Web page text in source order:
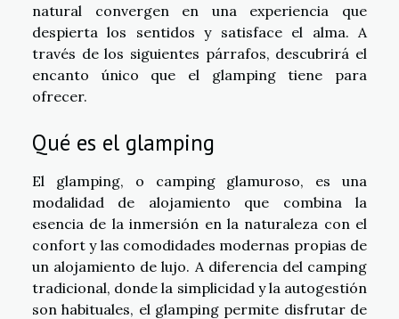
natural convergen en una experiencia que
despierta los sentidos y satisface el alma. A
través de los siguientes párrafos, descubrirá el
encanto único que el glamping tiene para
ofrecer.
Qué es el glamping
El glamping, o camping glamuroso, es una
modalidad de alojamiento que combina la
esencia de la inmersión en la naturaleza con el
confort y las comodidades modernas propias de
un alojamiento de lujo. A diferencia del camping
tradicional, donde la simplicidad y la autogestión
son habituales, el glamping permite disfrutar de